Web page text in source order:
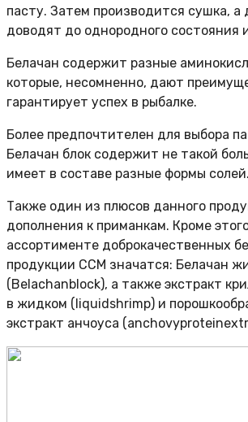
пасту. Затем производится сушка, а
доводят до однородного состояния
Белачан содержит разные
которые, несомненно, дают
гарантирует успех в рыбалке.
Более предпочтителен для выбора
Белачан блок содержит не такой
имеет в составе разные формы солей.
Также один из плюсов данного
дополнения к приманкам. Кроме
ассортименте доброкачественных
продукции CCM значатся: Белачан
(Belachanblock), а также экстракт
в жидком (liquidshrimp) и
экстракт анчоуса